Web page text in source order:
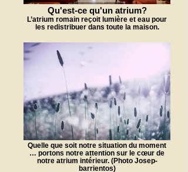
Qu'est-ce qu'un atrium?
L’atrium romain reçoit lumière et eau pour
les redistribuer dans toute la maison.
Quelle que soit notre situation du moment
… portons notre attention sur le cœur de
notre atrium intérieur. (Photo Josep-
barrientos)